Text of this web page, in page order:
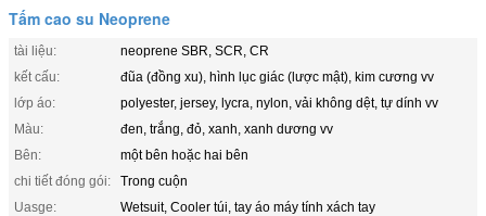
Tấm cao su Neoprene
tài liệu:
neoprene SBR, SCR, CR
kết cấu:
đũa (đồng xu), hình lục giác (lược mật), kim cương vv
lớp áo:
polyester, jersey, lycra, nylon, vải không dệt, tự dính vv
Màu:
đen, trắng, đỏ, xanh, xanh dương vv
Bên:
một bên hoặc hai bên
chi tiết đóng gói:
Trong cuộn
Uasge:
Wetsuit, Cooler túi, tay áo máy tính xách tay